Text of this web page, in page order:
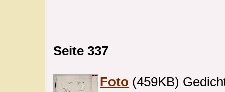
Seite 337
Foto (459KB)